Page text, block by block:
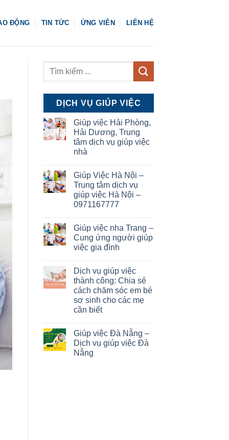
ĐỘNG TIN TỨC ỨNG VIÊN LIÊN HỆ
DỊCH VỤ GIÚP VIỆC
Giúp việc Hải Phòng,
Hải Dương, Trung
tâm dịch vụ giúp việc
nhà
Giúp Việc Hà Nội –
Trung tâm dịch vụ
giúp việc Hà Nội –
0971167777
Giúp việc nha Trang –
Cung ứng người giúp
việc gia đình
Dịch vụ giúp việc
thành công: Chia sẻ
cách chăm sóc em bé
sơ sinh cho các mẹ
cần biết
Giúp việc Đà Nẵng –
Dịch vụ giúp việc Đà
Nẵng